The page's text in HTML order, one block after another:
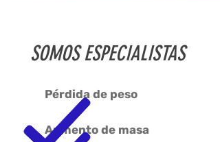
SOMOS ESPECIALISTAS
Pérdida de peso
Aumento de masa